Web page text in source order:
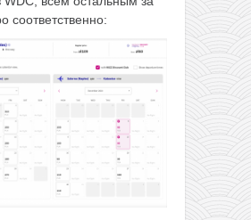
соответственно: